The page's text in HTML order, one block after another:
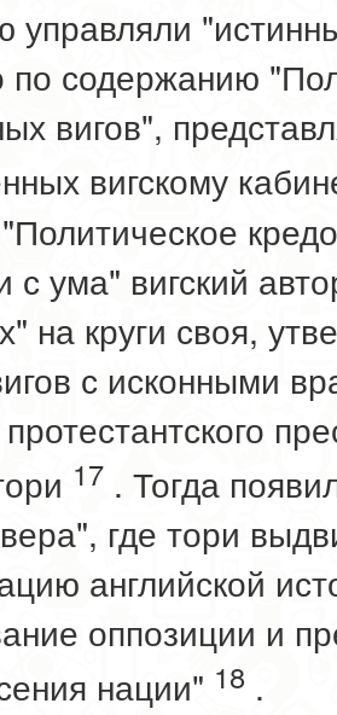
управляли
по содержанию
вигов",
вигскому
с ума" вигский
на круги своя,
с исконными
17 . Тогда
где тори
английской
оппозиции и
нации" 18 .